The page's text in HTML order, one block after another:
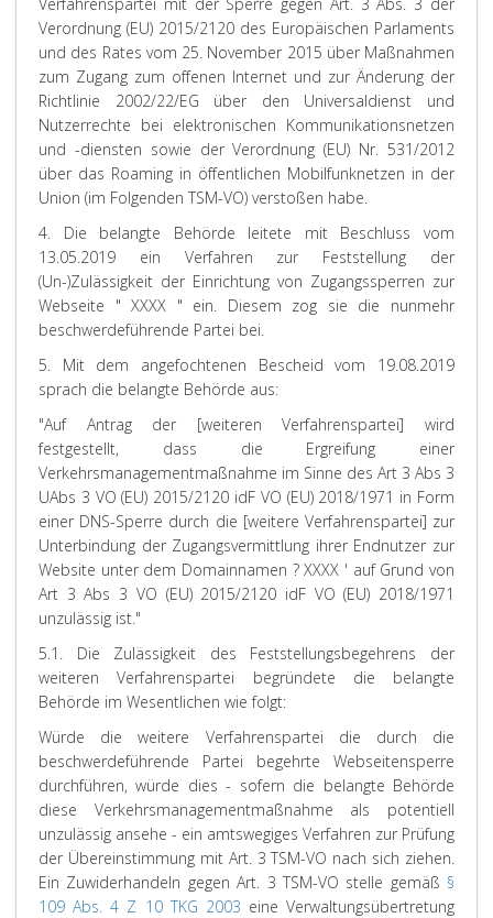
Verordnung (EU) 2015/2120 des Europäischen Parlaments
und des Rates vom 25. November 2015 über Maßnahmen
zum Zugang zum offenen Internet und zur Änderung der
Richtlinie 2002/22/EG über den Universaldienst und
Nutzerrechte bei elektronischen Kommunikationsnetzen
und -diensten sowie der Verordnung (EU) Nr. 531/2012
über das Roaming in öffentlichen Mobilfunknetzen in der
Union (im Folgenden TSM-VO) verstoßen habe.
4. Die belangte Behörde leitete mit Beschluss vom
13.05.2019 ein Verfahren zur Feststellung der
(Un-)Zulässigkeit der Einrichtung von Zugangssperren zur
Webseite " XXXX " ein. Diesem zog sie die nunmehr
beschwerdeführende Partei bei.
5. Mit dem angefochtenen Bescheid vom 19.08.2019
sprach die belangte Behörde aus:
"Auf Antrag der [weiteren Verfahrenspartei] wird
festgestellt, dass die Ergreifung einer
Verkehrsmanagementmaßnahme im Sinne des Art 3 Abs 3
UAbs 3 VO (EU) 2015/2120 idF VO (EU) 2018/1971 in Form
einer DNS-Sperre durch die [weitere Verfahrenspartei] zur
Unterbindung der Zugangsvermittlung ihrer Endnutzer zur
Website unter dem Domainnamen ? XXXX ' auf Grund von
Art 3 Abs 3 VO (EU) 2015/2120 idF VO (EU) 2018/1971
unzulässig ist."
5.1. Die Zulässigkeit des Feststellungsbegehrens der
weiteren Verfahrenspartei begründete die belangte
Behörde im Wesentlichen wie folgt:
Würde die weitere Verfahrenspartei die durch die
beschwerdeführende Partei begehrte Webseitensperre
durchführen, würde dies - sofern die belangte Behörde
diese Verkehrsmanagementmaßnahme als potentiell
unzulässig ansehe - ein amtswegiges Verfahren zur Prüfung
der Übereinstimmung mit Art. 3 TSM-VO nach sich ziehen.
Ein Zuwiderhandeln gegen Art. 3 TSM-VO stelle gemäß §
109 Abs. 4 Z 10 TKG 2003 eine Verwaltungsübertretung